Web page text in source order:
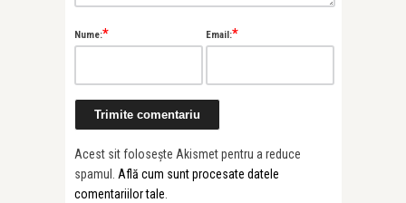
Nume:* Email:*
Acest sit folosește Akismet pentru a reduce
spamul. Află cum sunt procesate datele
comentariilor tale